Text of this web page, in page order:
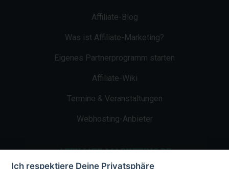
Affiliate-Blog
Was ist Affiliate-Marketing?
Eigenes Partnerprogramm starten
Affiliate-Wiki
Termine & Veranstaltungen
Webhosting-Anbieter
AFFILIATE-MARKETING.DE
Ich respektiere Deine Privatsphäre